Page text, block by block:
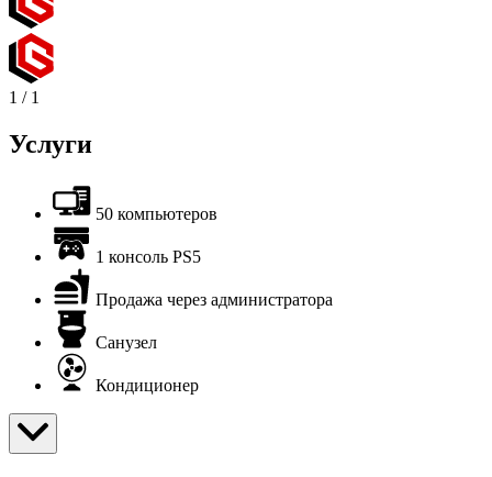
1 / 1
Услуги
50 компьютеров
1 консоль PS5
Продажа через администратора
Санузел
Кондиционер